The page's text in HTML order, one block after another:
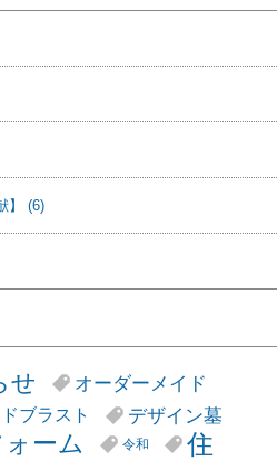
】 (6)
せ オーダーメイド
ブラスト デザイン墓
ォーム 令和
住